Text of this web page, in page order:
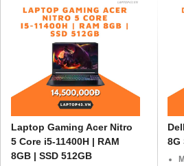
Laptop Gaming Acer Nitro
5 Core i5-11400H | RAM
8GB | SSD 512GB
8G